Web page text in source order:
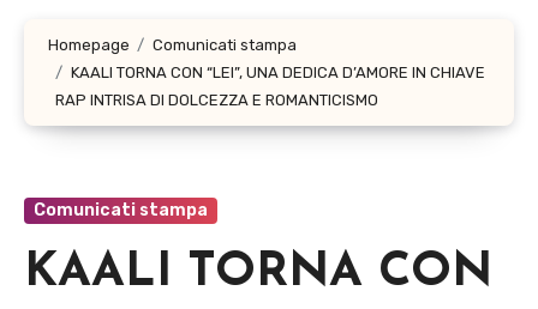
Homepage
Comunicati stampa
KAALI TORNA CON “LEI”, UNA DEDICA D’AMORE IN CHIAVE
RAP INTRISA DI DOLCEZZA E ROMANTICISMO
Comunicati stampa
KAALI TORNA CON